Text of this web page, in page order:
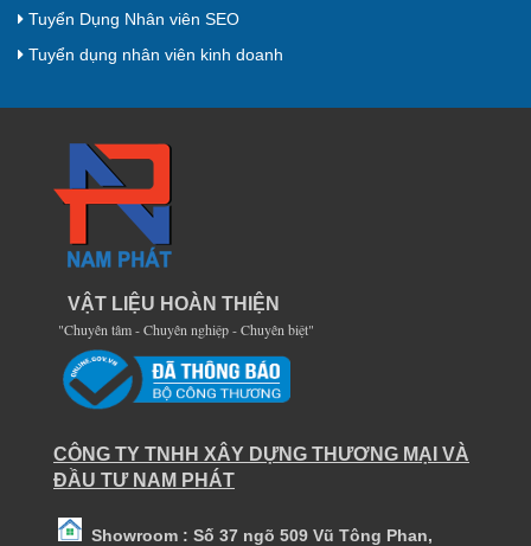
Tuyển Dụng Nhân viên SEO
Tuyển dụng nhân viên kinh doanh
VẬT LIỆU HOÀN THIỆN
"Chuyên tâm - Chuyên nghiệp - Chuyên biệt"
CÔNG TY TNHH XÂY DỰNG THƯƠNG MẠI VÀ
ĐẦU TƯ NAM PHÁT
Showroom : Số 37 ngõ 509 Vũ Tông Phan,